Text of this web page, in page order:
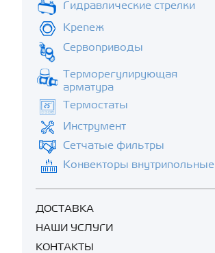
Гидравлические стрелки
Крепеж
Сервоприводы
Терморегулирующая
арматура
Термостаты
Инструмент
Сетчатые фильтры
Конвекторы внутрипольные
ДОСТАВКА
НАШИ УСЛУГИ
КОНТАКТЫ